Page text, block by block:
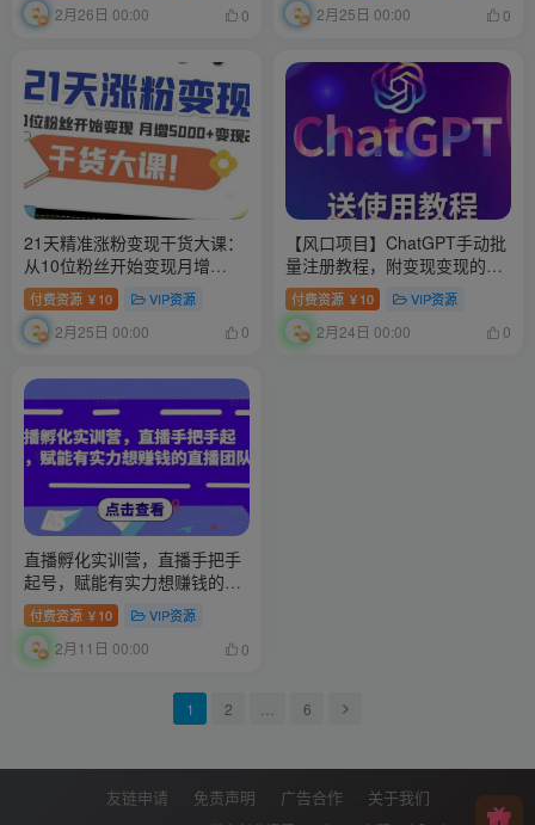
2月26日 00:00 0 2月25日 00:00 0
21天精准涨粉变现干货大课：
从10位粉丝开始变现月增
5000+变现20w+
付费资源 ￥ 10 VIP资源
2月25日 00:00 0
【风口项目】ChatGPT手动批
量注册教程，附变现变现的方
式+变现的渠道
付费资源 ￥ 10 VIP资源
2月24日 00:00 0
直播孵化实训营，直播手把手
起号，赋能有实力想赚钱的直
播团队
付费资源 ￥ 10 VIP资源
2月11日 00:00 0
1 2 6
友链申请 免责声明 广告合作 关于我们